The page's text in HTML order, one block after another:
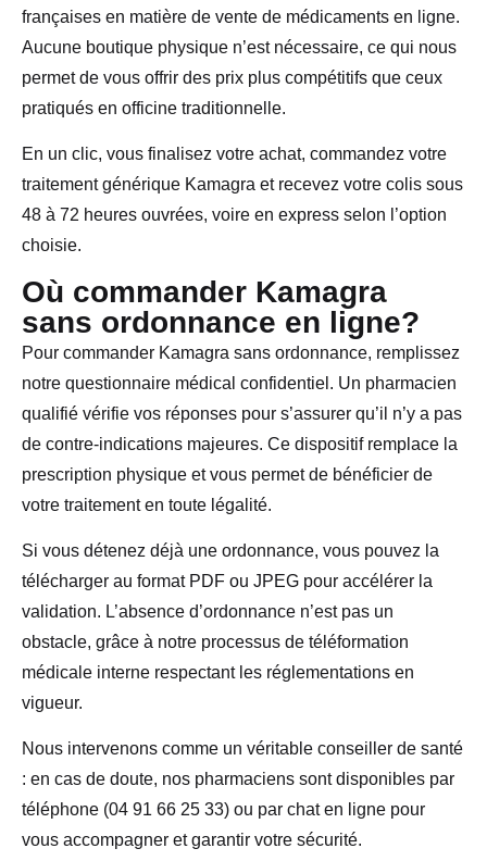
françaises en matière de vente de médicaments en ligne.
Aucune boutique physique n’est nécessaire, ce qui nous
permet de vous offrir des prix plus compétitifs que ceux
pratiqués en officine traditionnelle.
En un clic, vous finalisez votre achat, commandez votre
traitement générique Kamagra et recevez votre colis sous
48 à 72 heures ouvrées, voire en express selon l’option
choisie.
Où commander Kamagra
sans ordonnance en ligne?
Pour commander Kamagra sans ordonnance, remplissez
notre questionnaire médical confidentiel. Un pharmacien
qualifié vérifie vos réponses pour s’assurer qu’il n’y a pas
de contre-indications majeures. Ce dispositif remplace la
prescription physique et vous permet de bénéficier de
votre traitement en toute légalité.
Si vous détenez déjà une ordonnance, vous pouvez la
télécharger au format PDF ou JPEG pour accélérer la
validation. L’absence d’ordonnance n’est pas un
obstacle, grâce à notre processus de téléformation
médicale interne respectant les réglementations en
vigueur.
Nous intervenons comme un véritable conseiller de santé
: en cas de doute, nos pharmaciens sont disponibles par
téléphone (04 91 66 25 33) ou par chat en ligne pour
vous accompagner et garantir votre sécurité.